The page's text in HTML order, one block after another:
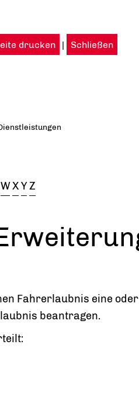
drucken | Schließen
WXYZ
Fahrerlaubnis eine
beantragen.